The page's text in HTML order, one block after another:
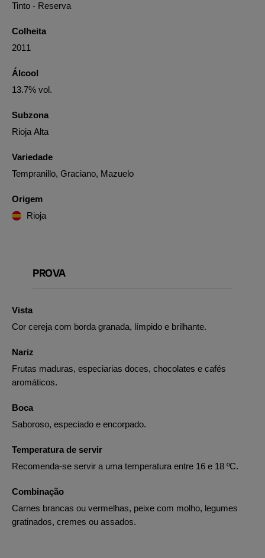
Tinto - Reserva
Colheita
2011
Álcool
13.7% vol.
Subzona
Rioja Alta
Variedade
Tempranillo, Graciano, Mazuelo
Origem
Rioja
PROVA
Vista
Cor cereja com borda granada, límpido e brilhante.
Nariz
Frutas maduras, especiarias doces, chocolates e cafés
aromáticos.
Boca
Saboroso, especiado e encorpado.
Temperatura de servir
Recomenda-se servir a uma temperatura entre 16 e 18 ºC.
Combinação
Carnes brancas ou vermelhas, peixe com molho, legumes
gratinados, cremes ou assados.